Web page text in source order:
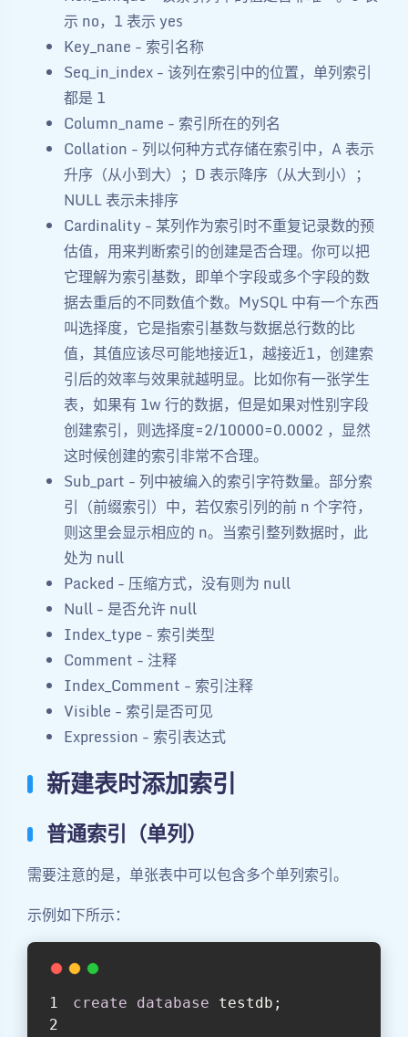
示 no，1 表示 yes
Key_nane - 索引名称
Seq_in_index - 该列在索引中的位置，单列索引
都是 1
Column_name - 索引所在的列名
Collation - 列以何种方式存储在索引中，A 表示
升序（从小到大）；D 表示降序（从大到小）；
NULL 表示未排序
Cardinality - 某列作为索引时不重复记录数的预
估值，用来判断索引的创建是否合理。你可以把
它理解为索引基数，即单个字段或多个字段的数
据去重后的不同数值个数。MySQL 中有一个东西
叫选择度，它是指索引基数与数据总行数的比
值，其值应该尽可能地接近1，越接近1，创建索
引后的效率与效果就越明显。比如你有一张学生
表，如果有 1w 行的数据，但是如果对性别字段
创建索引，则选择度=2/10000=0.0002 ，显然
这时候创建的索引非常不合理。
Sub_part - 列中被编入的索引字符数量。部分索
引（前缀索引）中，若仅索引列的前 n 个字符，
则这里会显示相应的 n。当索引整列数据时，此
处为 null
Packed - 压缩方式，没有则为 null
Null - 是否允许 null
Index_type - 索引类型
Comment - 注释
Index_Comment - 索引注释
Visible - 索引是否可见
Expression - 索引表达式
新建表时添加索引
普通索引（单列）
需要注意的是，单张表中可以包含多个单列索引。
示例如下所示：
create database testdb;